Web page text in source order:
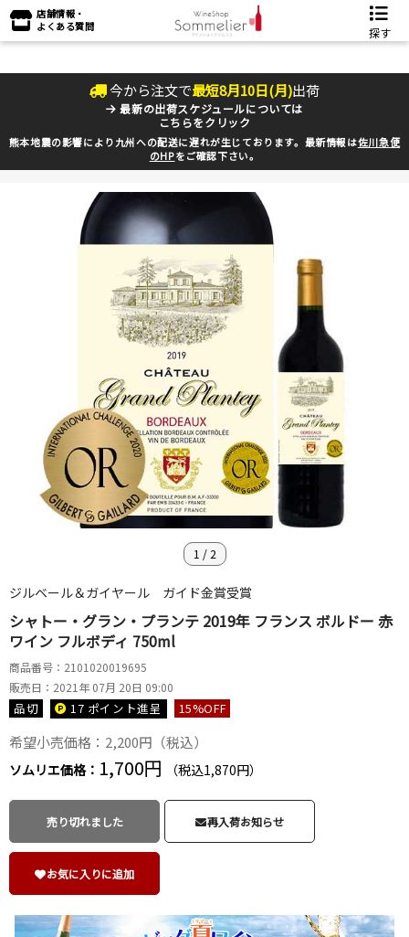
店舗情報・
よくある質問
探す
今から注文で最短8月10日(月)出荷
最新の出荷スケジュールについては
こちらをクリック
熊本地震の影響により九州への配送に遅れが生じております。最新情報は佐川急便
のHPをご確認下さい。
1 / 2
ジルベール＆ガイヤール ガイド金賞受賞
シャトー・グラン・プランテ 2019年 フランス ボルドー 赤
ワイン フルボディ 750ml
商品番号：2101020019695
販売日：2021年 07月 20日 09:00
品切 17 ポイント進呈 15%OFF
希望小売価格：2,200円（税込）
ソムリエ価格： 1,700円 （税込1,870円）
売り切れました 再入荷お知らせ
お気に入りに追加